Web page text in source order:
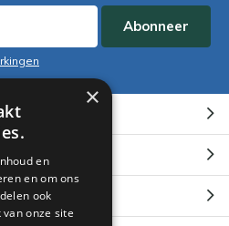
Abonneer
×
en
en om ons
ook
onze site